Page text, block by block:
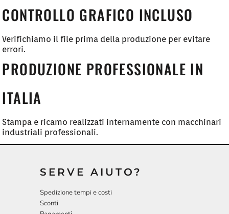
CONTROLLO GRAFICO INCLUSO
Verifichiamo il file prima della produzione per evitare
errori.
PRODUZIONE PROFESSIONALE IN
ITALIA
Stampa e ricamo realizzati internamente con macchinari
industriali professionali.
SERVE AIUTO?
Spedizione tempi e costi
Sconti